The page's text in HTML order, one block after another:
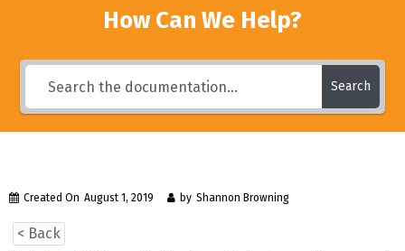
How Can We Help?
Search
Created On August 1, 2019 by Shannon Browning
< Back